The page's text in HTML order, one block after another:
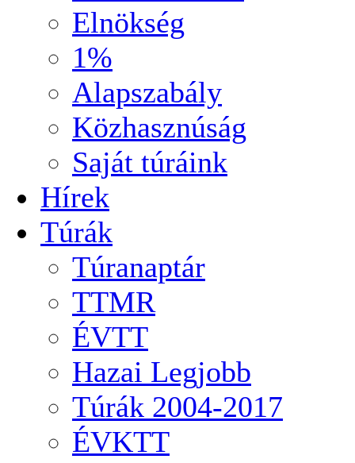
Elnökség
1%
Alapszabály
Közhasznúság
Saját túráink
Hírek
Túrák
Túranaptár
TTMR
ÉVTT
Hazai Legjobb
Túrák 2004-2017
ÉVKTT